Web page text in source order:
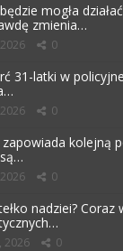
mogła
zmienia…
0
31-latki w
0
zapowiada kolejną
0
nadziei?
2026 0